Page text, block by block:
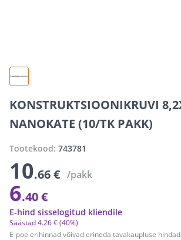
KONSTRUKTSIOONIKRUVI
NANOKATE (10/TK PAKK)
Tootekood: 743781
10.66 € /pakk
6.40 €
E-poe erihinnad võivad erineda tavakaupluse
Säästad4.26 €(40%)
E-hind sisselogitud kliendile